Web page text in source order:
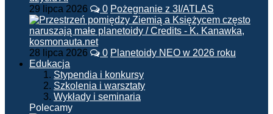
29 lipca 2026 0 Pożegnanie z 3I/ATLAS
28 lipca 2026 0 Planetoidy NEO w 2026 roku
Edukacja
Stypendia i konkursy
Szkolenia i warsztaty
Wykłady i seminaria
Polecamy